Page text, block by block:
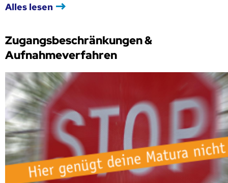
Alles lesen
Zugangsbeschränkungen &
Aufnahmeverfahren